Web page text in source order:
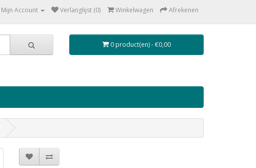
Mijn Account Verlanglijst (0) Winkelwagen Afrekenen
0 product(en) - €0,00